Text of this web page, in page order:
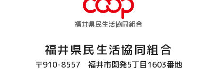
福井県民生活協同組合
福井県民生活協同組合
〒910-8557 福井市開発5丁目1603番地